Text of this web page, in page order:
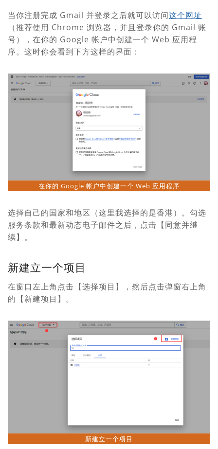
当你注册完成 Gmail 并登录之后就可以访问这个网址
（推荐使用 Chrome 浏览器，并且登录你的 Gmail 账
号），在你的 Google 帐户中创建一个 Web 应用程
序。这时你会看到下方这样的界面：
在你的 Google 帐户中创建一个 Web 应用程序
选择自己的国家和地区（这里我选择的是香港）。勾选
服务条款和最新动态电子邮件之后，点击【同意并继
续】。
新建立一个项目
在窗口左上角点击【选择项目】，然后点击弹窗右上角
的【新建项目】。
新建立一个项目